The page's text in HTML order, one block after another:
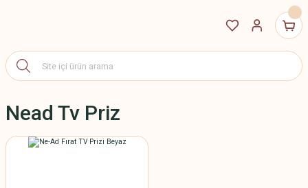
Nead Tv Priz